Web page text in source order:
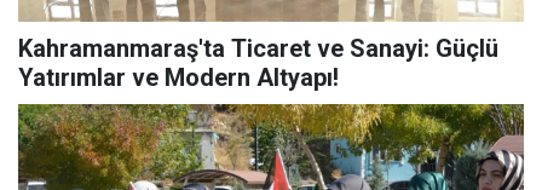
Kahramanmaraş'ta Ticaret ve Sanayi: Güçlü
Yatırımlar ve Modern Altyapı!